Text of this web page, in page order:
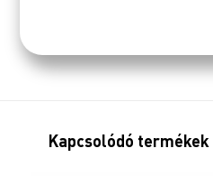
Kapcsolódó termékek